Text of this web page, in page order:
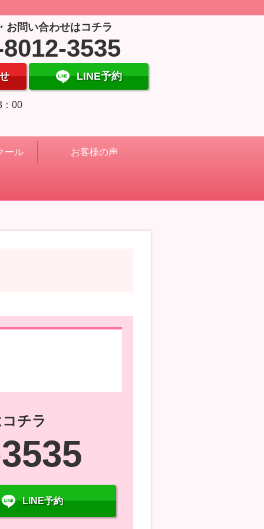
お問い合わせはコチラ
3535
LINE予約
：00
ール お客様の声
チラ
LINE予約